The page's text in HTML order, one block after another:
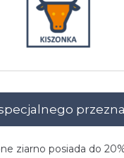
ziarno posiada do